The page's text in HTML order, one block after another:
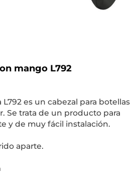
mango L792
es un cabezal para botellas
Se trata de un producto para
y de muy fácil instalación.
aparte.